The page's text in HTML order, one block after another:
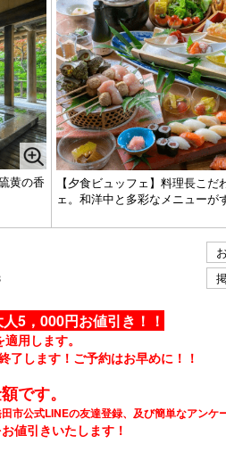
黄の香
【夕食ビュッフェ】料理長こ
ェ。和洋中と多彩なメニューが
5，000円お値引き！！
用します。
了します！ご予約はお早めに！！
です。
市公式LINEの友達登録、及び簡単なアンケ
値引きいたします！